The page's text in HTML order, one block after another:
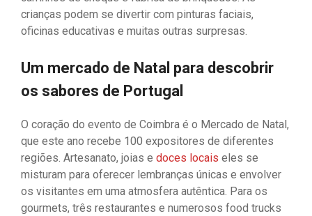
crianças podem se divertir com pinturas faciais,
oficinas educativas e muitas outras surpresas.
Um mercado de Natal para descobrir
os sabores de Portugal
O coração do evento de Coimbra é o Mercado de Natal,
que este ano recebe 100 expositores de diferentes
regiões. Artesanato, joias e doces locais eles se
misturam para oferecer lembranças únicas e envolver
os visitantes em uma atmosfera autêntica. Para os
gourmets, três restaurantes e numerosos food trucks